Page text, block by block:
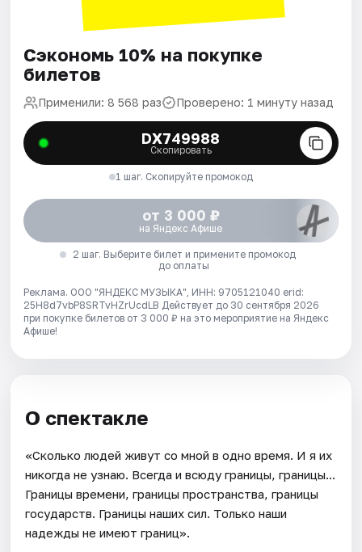
Сэкономь 10% на покупке
билетов
Применили: 8 568 раз Проверено: 1 минуту назад
DX749988
Скопировать
1 шаг. Скопируйте промокод
от 3 000 ₽
на Яндекс Афише
2 шаг. Выберите билет и примените промокод
до оплаты
Реклама. ООО "ЯНДЕКС МУЗЫКА", ИНН: 9705121040 erid:
25H8d7vbP8SRTvHZrUcdLB Действует до 30 сентября 2026
при покупке билетов от 3 000 ₽ на это мероприятие на Яндекс
Афише!
О спектакле
«Сколько людей живут со мной в одно время. И я их
никогда не узнаю. Всегда и всюду границы, границы...
Границы времени, границы пространства, границы
государств. Границы наших сил. Только наши
надежды не имеют границ».